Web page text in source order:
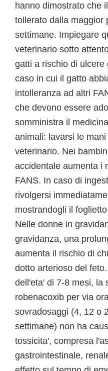
hanno dimostrato che
tollerato dalla maggior
settimane. Impiegare
veterinario sotto
gatti a rischio di ulcere
caso in cui il gatto
intolleranza ad altri
che devono essere
somministra il
animali: lavarsi le
veterinario. Nei
accidentale aumenta i
FANS. In caso di
rivolgersi
mostrandogli il
Nelle donne in
gravidanza, una
aumenta il rischio di
dotto arterioso del
dell'eta' di 7-8 mesi, la
robenacoxib per via
sovradosaggi (4, 12 o
settimane) non ha
tossicita', compresa
gastrointestinale,